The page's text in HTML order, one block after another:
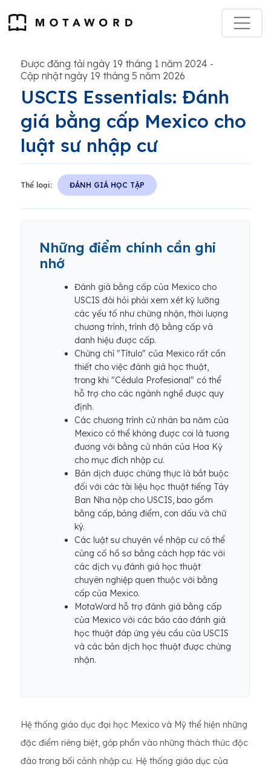
Được đăng tải ngày 19 tháng 1 năm 2024 -
Cập nhật ngày 19 tháng 5 năm 2026
USCIS Essentials: Đánh
giá bằng cấp Mexico cho
luật sư nhập cư
Thể loại: ĐÁNH GIÁ HỌC TẬP
Những điểm chính cần ghi
nhớ
Đánh giá bằng cấp của Mexico cho
USCIS đòi hỏi phải xem xét kỹ lưỡng
các yếu tố như chứng nhận, thời lượng
chương trình, trình độ bằng cấp và
danh hiệu được cấp.
Chứng chỉ "Título" của Mexico rất cần
thiết cho việc đánh giá học thuật,
trong khi "Cédula Profesional" có thể
hỗ trợ cho các ngành nghề được quy
định.
Các chương trình cử nhân ba năm của
Mexico có thể không được coi là tương
đương với bằng cử nhân của Hoa Kỳ
cho mục đích nhập cư.
Bản dịch được chứng thực là bắt buộc
đối với các tài liệu học thuật tiếng Tây
Ban Nha nộp cho USCIS, bao gồm
bằng cấp, bảng điểm, con dấu và chữ
ký.
Các luật sư chuyên về nhập cư có thể
củng cố hồ sơ bằng cách hợp tác với
các dịch vụ đánh giá học thuật
chuyên nghiệp quen thuộc với bằng
cấp của Mexico.
MotaWord hỗ trợ đánh giá bằng cấp
của Mexico với các báo cáo đánh giá
học thuật đáp ứng yêu cầu của USCIS
và các bản dịch học thuật được chứng
nhận.
Hệ thống giáo dục đại học Mexico và Mỹ thể hiện những
đặc điểm riêng biệt, góp phần vào những thách thức độc
đáo trong bối cảnh nhập cư. Hệ thống giáo dục của